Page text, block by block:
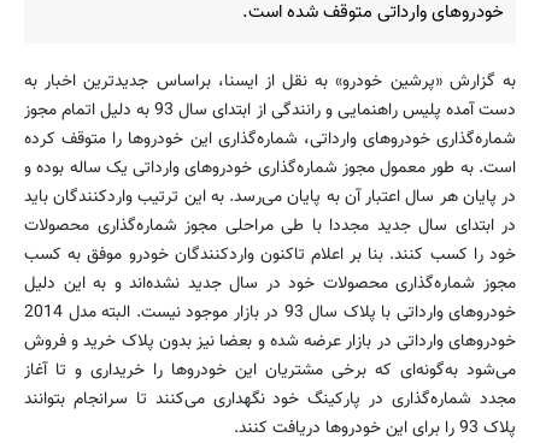
خودروهای وارداتی متوقف شده است.
به گزارش «پرشین خودرو» به نقل از ایسنا، براساس جدیدترین اخبار به
دست آمده پلیس راهنمایی و رانندگی از ابتدای سال 93 به دلیل اتمام مجوز
شماره‌گذاری خودروهای وارداتی، شماره‌گذاری این خودروها را متوقف کرده
است. به طور معمول مجوز شماره‌گذاری خودروهای وارداتی یک ساله بوده و
در پایان هر سال اعتبار آن به پایان می‌رسد. به این ترتیب واردکنندگان باید
در ابتدای سال جدید مجددا با طی مراحلی مجوز شماره‌گذاری محصولات
خود را کسب کنند. بنا بر اعلام تاکنون واردکنندگان خودرو موفق به کسب
مجوز شماره‌گذاری محصولات خود در سال جدید نشده‌اند و به این دلیل
خودروهای وارداتی با پلاک سال 93 در بازار موجود نیست. البته مدل 2014
خودروهای وارداتی در بازار عرضه شده و بعضا نیز بدون پلاک خرید و فروش
می‌شود به‌گونه‌ای که برخی مشتریان این خودروها را خریداری و تا آغاز
مجدد شماره‌گذاری در پارکینگ خود نگهداری می‌کنند تا سرانجام بتوانند
پلاک 93 را برای این خودروها دریافت کنند.